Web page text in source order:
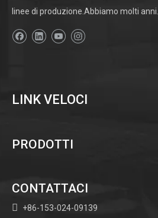
linee di produzione.Abbiamo molti anni...
LINK VELOCI
PRODOTTI
CONTATTACI
 +86-153-024-09139